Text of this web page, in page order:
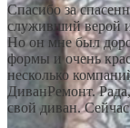
Спасибо за
служивший верой
Но он мне был
формы и очень
несколько
ДиванРемонт.
свой диван.